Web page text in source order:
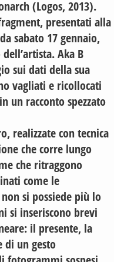
(Logos, 2013).
presentati alla
sabato 17 gennaio,
Aka B
sui dati della sua
vagliati e ricollocati
un racconto spezzato
realizzate con tecnica
che corre lungo
che ritraggono
come le
si possiede più lo
si inseriscono brevi
il presente, la
di un gesto